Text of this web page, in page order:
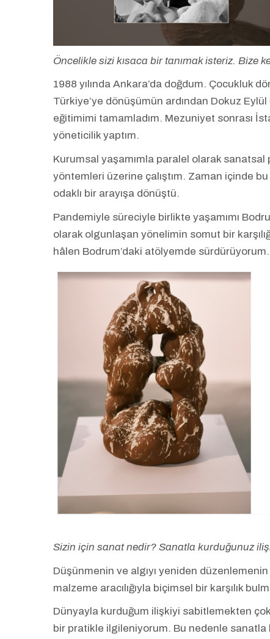
Öncelikle sizi kısaca bir tanımak isteriz. Bize
1988 yılında Ankara’da doğdum. Çocukluk
Türkiye’ye dönüşümün ardından Dokuz
eğitimimi tamamladım. Mezuniyet sonrası
yöneticilik yaptım.
Kurumsal yaşamımla paralel olarak
yöntemleri üzerine çalıştım. Zaman içinde
odaklı bir arayışa dönüştü.
Pandemiyle süreciyle birlikte yaşamımı
olarak olgunlaşan yönelimin somut bir
hâlen Bodrum’daki atölyemde sürdürüyorum.
Sizin için sanat nedir? Sanatla kurduğunuz
Düşünmenin ve algıyı yeniden
malzeme aracılığıyla biçimsel bir karşılık
Dünyayla kurduğum ilişkiyi sabitlemekten
bir pratikle ilgileniyorum. Bu nedenle sanatla